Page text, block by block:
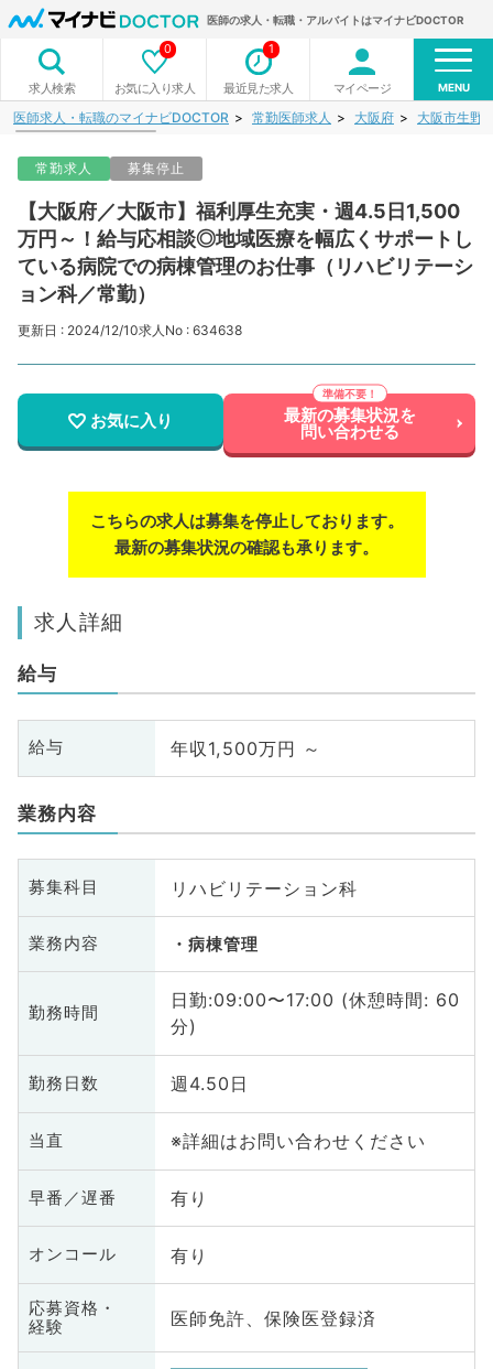
医師の求人・転職・アルバイトはマイナビDOCTOR
求人検索 お気に入り求人
0
最近見た求人
1
マイページ MENU
医師求人・転職のマイナビDOCTOR 常勤医師求人 大阪府 大阪市生野
常勤求人 募集停止
【大阪府／大阪市】福利厚生充実・週4.5日1,500
万円～！給与応相談◎地域医療を幅広くサポートし
ている病院での病棟管理のお仕事（リハビリテーシ
ョン科／常勤）
更新日 : 2024/12/10求人No : 634638
お気に入り 最新の募集状況を
問い合わせる
こちらの求人は募集を停止しております。
最新の募集状況の確認も承ります。
求人詳細
給与
給与 年収1,500万円 ～
業務内容
募集科目 リハビリテーション科
業務内容 病棟管理
勤務時間
日勤:09:00〜17:00 (休憩時間: 60
分)
勤務日数 週4.50日
当直 ※詳細はお問い合わせください
早番／遅番 有り
オンコール 有り
応募資格・
経験
医師免許、保険医登録済